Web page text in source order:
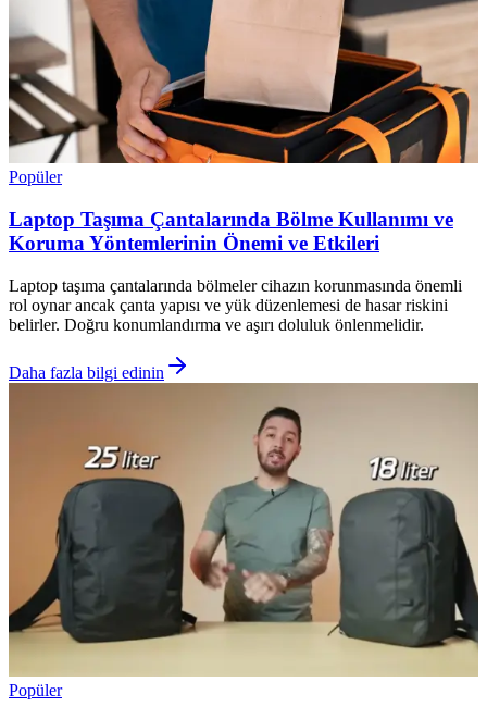
Popüler
Laptop Taşıma Çantalarında Bölme Kullanımı ve
Koruma Yöntemlerinin Önemi ve Etkileri
Laptop taşıma çantalarında bölmeler cihazın korunmasında önemli
rol oynar ancak çanta yapısı ve yük düzenlemesi de hasar riskini
belirler. Doğru konumlandırma ve aşırı doluluk önlenmelidir.
Daha fazla bilgi edinin
Popüler